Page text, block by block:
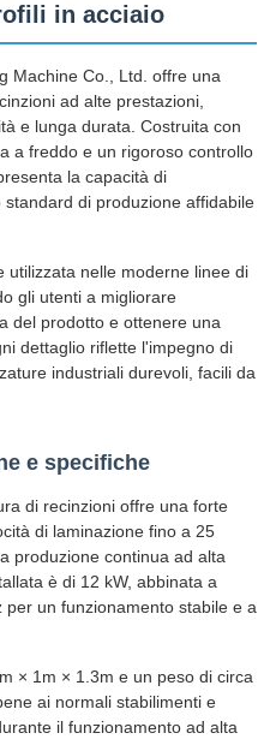
in acciaio
Machine Co., Ltd. offre una
ad alte prestazioni,
e lunga durata. Costruita con
a freddo e un rigoroso controllo
la capacità di
di produzione affidabile
utilizzata nelle moderne linee di
gli utenti a migliorare
del prodotto e ottenere una
dettaglio riflette l'impegno di
industriali durevoli, facili da
e specifiche
di recinzioni offre una forte
di laminazione fino a 25
produzione continua ad alta
è di 12 kW, abbinata a
un funzionamento stabile e a
× 1m × 1.3m e un peso di circa
ai normali stabilimenti e
il funzionamento ad alta